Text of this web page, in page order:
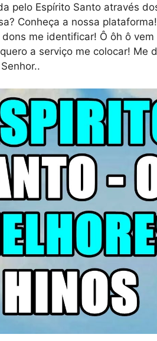
pelo Espírito Santo através
Conheça a nossa
me identificar! Ô ôh ô vem
a serviço me colocar! Me